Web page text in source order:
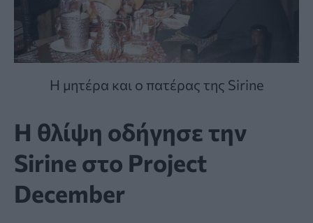
Η μητέρα και ο πατέρας της Sirine
Η θλίψη οδήγησε την
Sirine στο Project
December